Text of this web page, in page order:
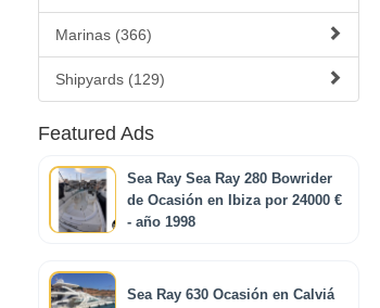
Marinas (366)
Shipyards (129)
Featured Ads
Sea Ray Sea Ray 280 Bowrider
de Ocasión en Ibiza por 24000 €
- año 1998
Sea Ray 630 Ocasión en Calviá